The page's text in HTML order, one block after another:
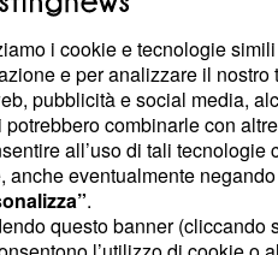
anche
Poggi
gli inquirenti hanno
Marco Poggi, il
i cookie e tecnologie
e per analizzare il
pubblicità e social media,
potrebbero combinarle con
all’uso di tali tecnologie
anche eventualmente
.
questo banner (cliccando